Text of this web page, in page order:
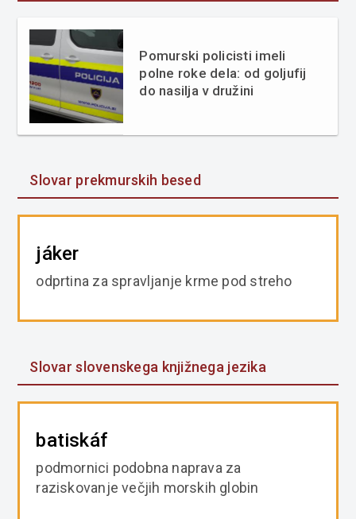
Pomurski policisti imeli
polne roke dela: od goljufij
do nasilja v družini
Slovar prekmurskih besed
jáker
odprtina za spravljanje krme pod streho
Slovar slovenskega knjižnega jezika
batiskáf
podmornici podobna naprava za
raziskovanje večjih morskih globin